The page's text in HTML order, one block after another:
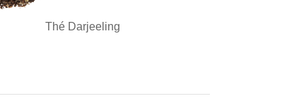
Thé Darjeeling